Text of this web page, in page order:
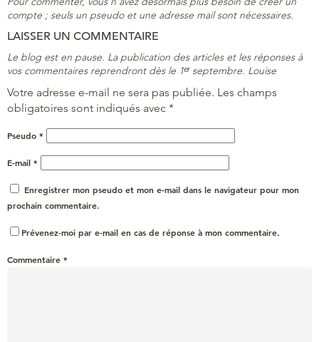
compte ; seuls un pseudo et une adresse mail sont nécessaires.
LAISSER UN COMMENTAIRE
Le blog est en pause. La publication des articles et les réponses à
vos commentaires reprendront dès le 1ᵉʳ septembre. Louise
Votre adresse e-mail ne sera pas publiée. Les champs
obligatoires sont indiqués avec *
Pseudo *
E-mail *
Enregistrer mon pseudo et mon e-mail dans le navigateur pour mon
prochain commentaire.
Prévenez-moi par e-mail en cas de réponse à mon commentaire.
Commentaire *